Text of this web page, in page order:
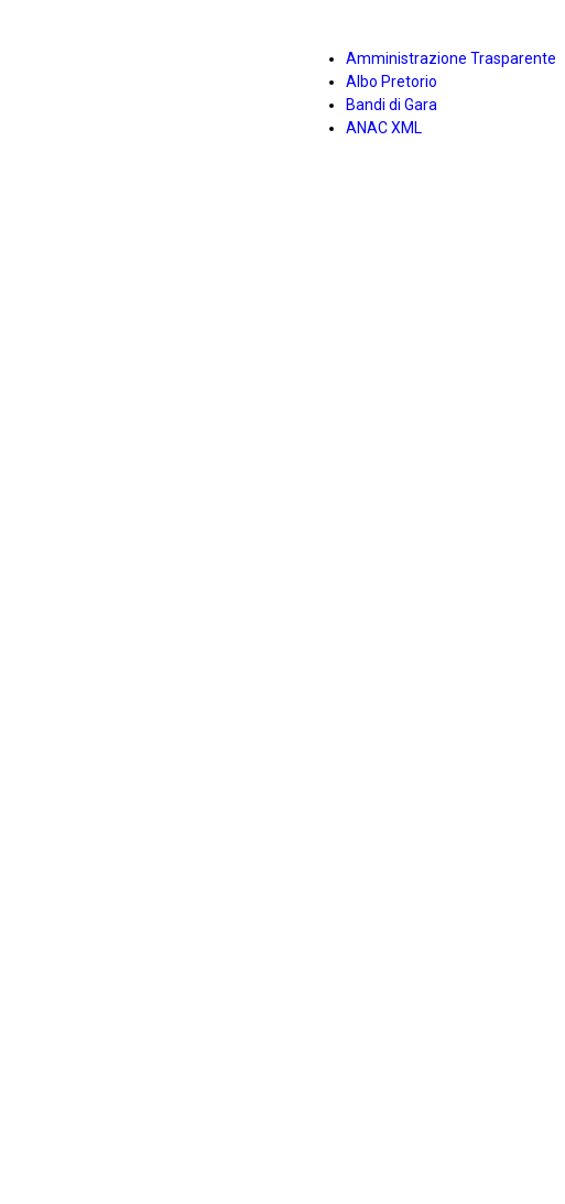
Amministrazione Trasparente
Albo Pretorio
Bandi di Gara
ANAC XML